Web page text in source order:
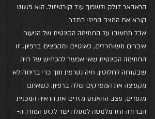
הראדאר דולק ולשפוך עוד קורטיזול. הוא פשוט
קורא את המצב הפיזי בחדר.
אבל תחשבו על החתימה הקינטית של הניעור:
איברים משוחררים, כאוטיים ומקפצים ברפיון. זו
החתימה הקינטית שאי אפשר להכחיש של חיה
שבטוחה לחלוטין. חיה נטרפת תוך כדי בריחה לא
מקפיצה את המפרקים שלה ברפיון. כשאתם
מנערים, עצב הוואגוס מזרים את הראיה המכנית
הברורה הזו מלמטה למעלה ישר לגזע המוח. ה-